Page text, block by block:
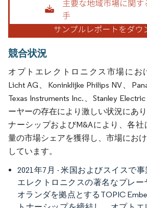
競合状況
オプトエレクトロニクス市場にお
Licht AG、Koninklijke Philips NV、
Texas Instruments Inc.、Stanley
ーヤーの存在により激しい状況にあ
ナーシップおよびM&Aにより、各
量の市場シェアを獲得し、市場にお
しています。
2021年7月 - 米国およびスイスで
エレクトロニクスの著名なプレー
オランダを拠点とするTOPIC